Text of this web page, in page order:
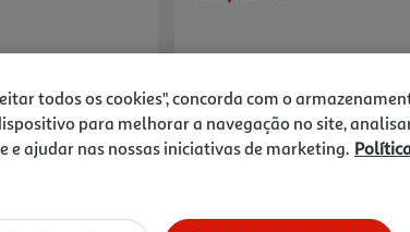
todos os cookies", concorda com o
para melhorar a navegação no site,
e ajudar nas nossas iniciativas de marketing.